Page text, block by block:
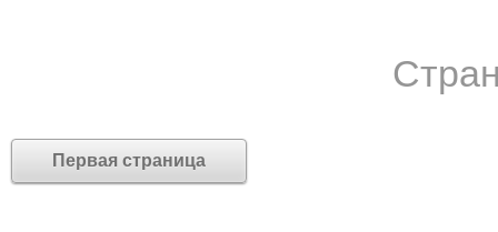
Первая страница